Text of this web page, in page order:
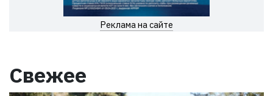
Реклама на сайте
Свежее